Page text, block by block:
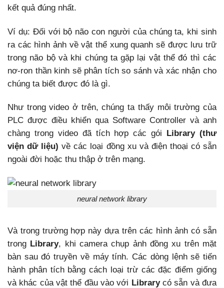
kết quả đúng nhất.
Ví dụ: Đối với bộ não con người của chúng ta, khi sinh
ra các hình ảnh về vật thể xung quanh sẽ được lưu trữ
trong não bộ và khi chúng ta gặp lại vật thể đó thì các
nơ-ron thần kinh sẽ phân tích so sánh và xác nhận cho
chúng ta biết được đó là gì.
Như trong video ở trên, chúng ta thấy môi trường của
PLC được điều khiển qua Software Controller và anh
chàng trong video đã tích hợp các gói
Library (thư
viện dữ liệu)về các loại đồng xu và điện thoại có sẵn
ngoài đời hoặc thu thập ở trên mạng.
neural network library
Và trong trường hợp này dựa trên các hình ảnh có sẵn
trong Library, khi camera chụp ảnh đồng xu trên mặt
bàn sau đó truyền về máy tính. Các dòng lệnh sẽ tiến
hành phân tích bằng cách loại trừ các đặc điểm giống
và khác của vật thể đầu vào với Librarycó sẵn và đưa